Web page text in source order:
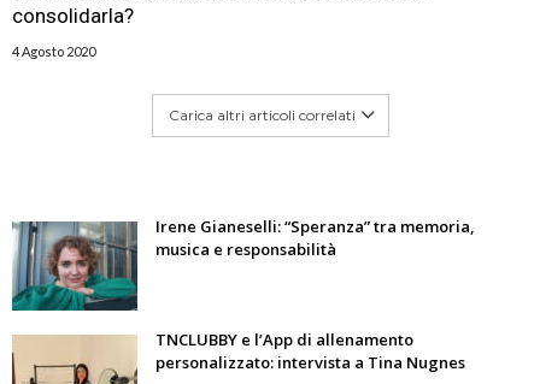
consolidarla?
4 Agosto 2020
Carica altri articoli correlati
Irene Gianeselli: “Speranza” tra memoria,
musica e responsabilità
TNCLUBBY e l’App di allenamento
personalizzato: intervista a Tina Nugnes